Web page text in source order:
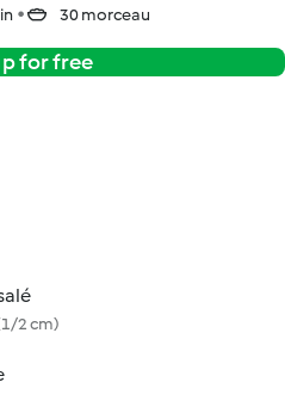
30 morceau
for free
2 cm)